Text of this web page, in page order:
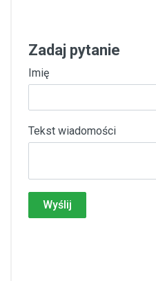
Zadaj pytanie
Imię
Tekst wiadomości
Wyślij